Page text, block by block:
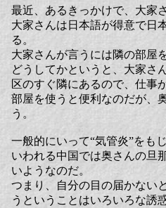
最近、あるきっかけで、大家
大家さんは日本語が得意で日
る。
大家さんが言うには隣の部屋
どうしてかというと、大家さ
区のすぐ隣にあるので、仕事
部屋を使うと便利なのだが、
う。
一般的にいって“気管炎”をも
いわれる中国では奥さんの旦
いようなのだ。
つまり、自分の目の届かない
うということはいろいろな誘